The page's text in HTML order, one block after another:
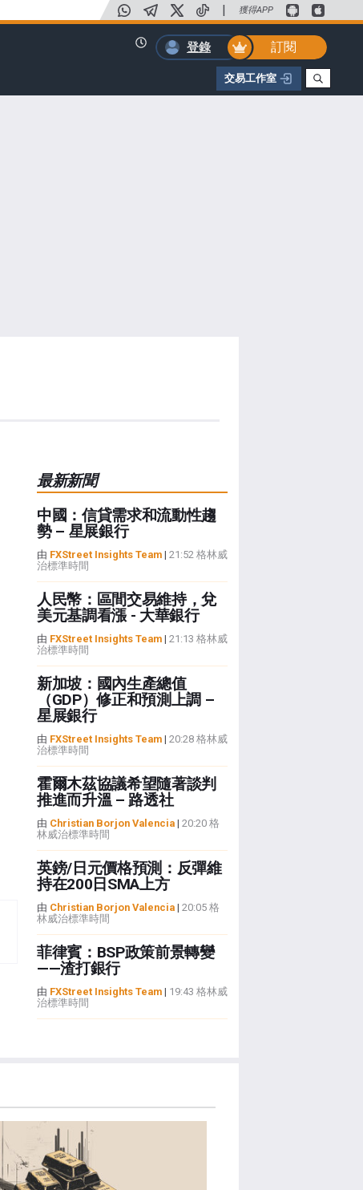
| 獲得APP
登錄
訂閱
交易工作室
最新新聞
中國：信貸需求和流動性趨
勢 – 星展銀行
由 FXStreet Insights Team| 21:52 格林威
治標準時間
人民幣：區間交易維持，兌
美元基調看漲 - 大華銀行
由 FXStreet Insights Team| 21:13 格林威
治標準時間
新加坡：國內生產總值
（GDP）修正和預測上調 –
星展銀行
由 FXStreet Insights Team| 20:28 格林威
治標準時間
霍爾木茲協議希望隨著談判
推進而升溫 – 路透社
由 Christian Borjon Valencia| 20:20 格
林威治標準時間
英鎊/日元價格預測：反彈維
持在200日SMA上方
由 Christian Borjon Valencia| 20:05 格
林威治標準時間
菲律賓：BSP政策前景轉變
——渣打銀行
由 FXStreet Insights Team| 19:43 格林威
治標準時間